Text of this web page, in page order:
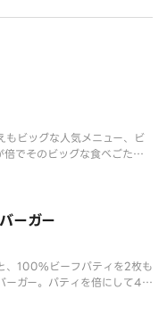
もビッグな人気メニュー、ビ
倍でそのビッグな食べごたえ
ーガー
、100%ビーフパティを2枚も
ーガー。パティを倍にして4